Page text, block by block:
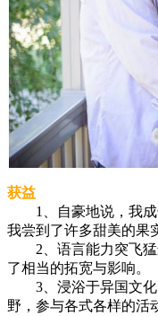
获益
1、自豪地说，我成
我尝到了许多甜美的果
2、语言能力突飞猛
了相当的拓宽与影响。
3、浸浴于异国文化
野，参与各式各样的活